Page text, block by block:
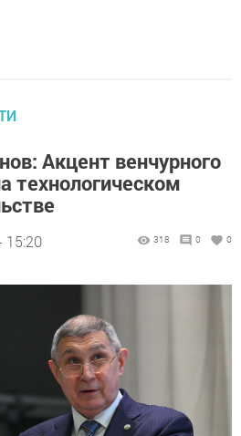
Акцент венчурного
технологическом
15:20 318 0 0